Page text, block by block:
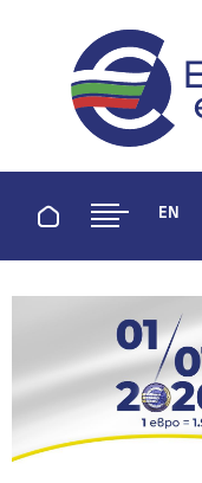
evroto.bg
Начало EN